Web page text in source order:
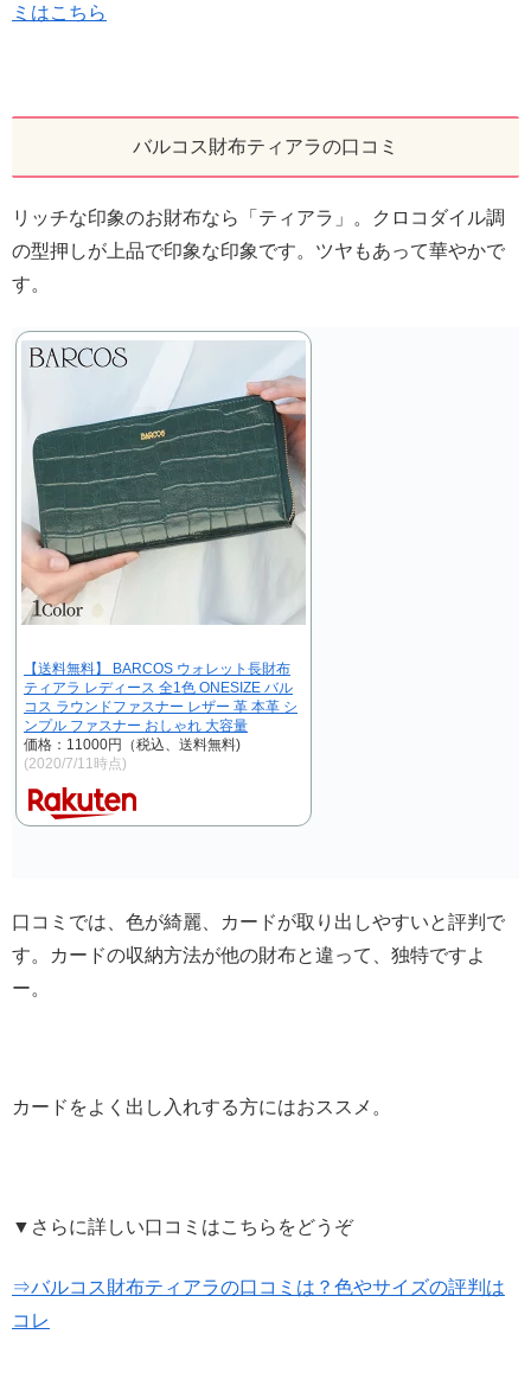
ミはこちら
バルコス財布ティアラの口コミ
リッチな印象のお財布なら「ティアラ」。クロコダイル調
の型押しが上品で印象な印象です。ツヤもあって華やかで
す。
【送料無料】 BARCOS ウォレット長財布
ティアラ レディース 全1色 ONESIZE バル
コス ラウンドファスナー レザー 革 本革 シ
ンプル ファスナー おしゃれ 大容量
価格：11000円（税込、送料無料)
(2020/7/11時点)
口コミでは、色が綺麗、カードが取り出しやすいと評判で
す。カードの収納方法が他の財布と違って、独特ですよ
ー。
カードをよく出し入れする方にはおススメ。
▼さらに詳しい口コミはこちらをどうぞ
⇒バルコス財布ティアラの口コミは？色やサイズの評判は
コレ